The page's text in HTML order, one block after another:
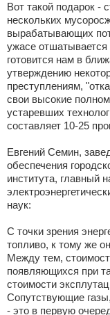
Вот такой подарок -
нескольких
вырабатывающих
ужасе
готовится нам в
утверждению
преступлениям,
свои высокие
устаревших
составляет 10-25
Евгений Семин,
обеспечения
института, главный
наук:
С точки зрения
топливо, к тому же
Между тем,
появляющихся при
стоимости
Сопутствующие
- это в первую